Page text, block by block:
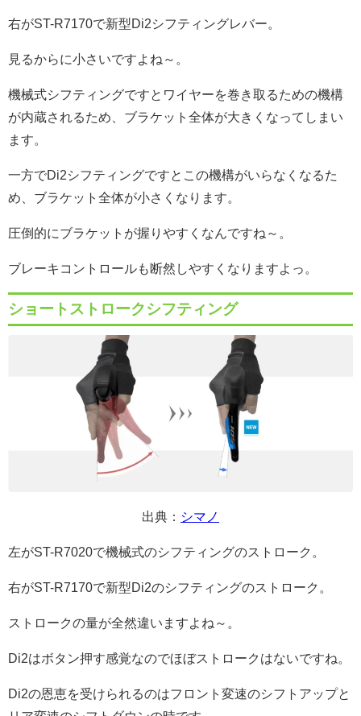
右がST-R7170で新型Di2シフティングレバー。
見るからに小さいですよね～。
機械式シフティングですとワイヤーを巻き取るための機構
が内蔵されるため、ブラケット全体が大きくなってしまい
ます。
一方でDi2シフティングですとこの機構がいらなくなるた
め、ブラケット全体が小さくなります。
圧倒的にブラケットが握りやすくなんですね～。
ブレーキコントロールも断然しやすくなりますよっ。
ショートストロークシフティング
出典： シマノ
左がST-R7020で機械式のシフティングのストローク。
右がST-R7170で新型Di2のシフティングのストローク。
ストロークの量が全然違いますよね～。
Di2はボタン押す感覚なのでほぼストロークはないですね。
Di2の恩恵を受けられるのはフロント変速のシフトアップと